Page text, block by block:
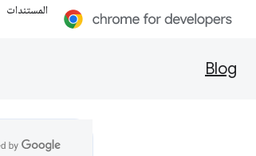
المستندات
Blog